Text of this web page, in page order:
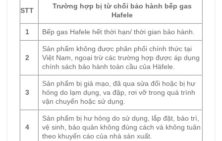
STT
Trường hợp bị từ chối bảo hành bếp gas
Hafele
1 Bếp gas Hafele hết thời hạn/ thời gian bảo hành.
2
Sản phẩm không được phân phối chính thức tại
Việt Nam, ngoại trừ các trường hợp được áp dụng
chính sách bảo hành toàn cầu của Häfele.
3
Sản phẩm bị giả mạo, đã qua sửa đổi hoặc bị hư
hỏng do lạm dụng, va đập, rơi vỡ trong quá trình
vận chuyển hoặc sử dụng.
4
Sản phẩm bị hư hỏng do sử dụng, lắp đặt, bảo trì,
vệ sinh, bảo quản không đúng cách và không tuân
theo khuyến cáo của nhà sản xuất.